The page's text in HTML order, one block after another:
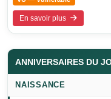
En savoir plus
ANNIVERSAIRES DU
NAISSANCE